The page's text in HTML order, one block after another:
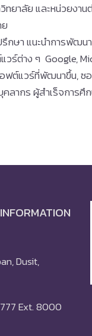
ทยาลัย และหน่วยงา
รึกษา แนะนำการพัฒน
วร์ต่าง ๆ Google,
ฟต์แวร์ที่พัฒนาขึ้น, ซ
ลากร ผู้สำเร็จการศึ
Dusit,
Ext. 8000